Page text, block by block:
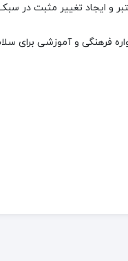
و ایجاد تغییر مثبت در
فرهنگی و آموزشی برای